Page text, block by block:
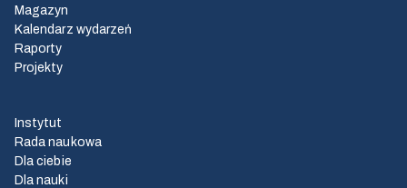
Magazyn
Kalendarz wydarzeń
Raporty
Projekty
Instytut
Rada naukowa
Dla ciebie
Dla nauki